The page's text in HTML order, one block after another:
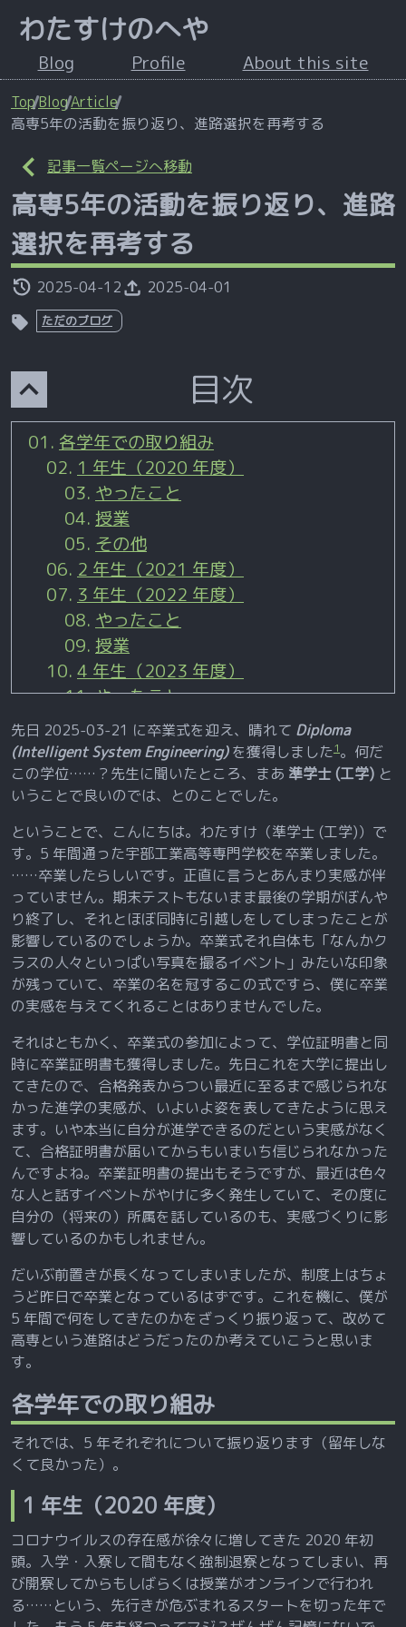
わたすけのへや
Blog Profile About this site
TopBlogArticle
高専5年の活動を振り返り、進路選択を再考する
記事一覧ページへ移動
高専5年の活動を振り返り、進路
選択を再考する
ただのブログ
2025-04-12 2025-04-01
目次
各学年での取り組み
1 年生（2020 年度）
やったこと
授業
その他
2 年生（2021 年度）
3 年生（2022 年度）
やったこと
授業
4 年生（2023 年度）
やったこと
授業
5 年生（2024 年度）
やったこと
授業
5 年間の総括
「高専」という選択肢
「宇部高専」という選択肢
「寮生」という選択肢
おわりに
先日 2025-03-21 に卒業式を迎え、晴れて Diploma
(Intelligent System Engineering)を獲得しました1。何だ
この学位……？先生に聞いたところ、まあ 準学士 (工学) と
いうことで良いのでは、とのことでした。
ということで、こんにちは。わたすけ（準学士 (工学)）で
す。5 年間通った宇部工業高等専門学校を卒業しました。
……卒業したらしいです。正直に言うとあんまり実感が伴
っていません。期末テストもないまま最後の学期がぼんや
り終了し、それとほぼ同時に引越しをしてしまったことが
影響しているのでしょうか。卒業式それ自体も「なんかク
ラスの人々といっぱい写真を撮るイベント」みたいな印象
が残っていて、卒業の名を冠するこの式ですら、僕に卒業
の実感を与えてくれることはありませんでした。
それはともかく、卒業式の参加によって、学位証明書と同
時に卒業証明書も獲得しました。先日これを大学に提出し
てきたので、合格発表からつい最近に至るまで感じられな
かった進学の実感が、いよいよ姿を表してきたように思え
ます。いや本当に自分が進学できるのだという実感がなく
て、合格証明書が届いてからもいまいち信じられなかった
んですよね。卒業証明書の提出もそうですが、最近は色々
な人と話すイベントがやけに多く発生していて、その度に
自分の（将来の）所属を話しているのも、実感づくりに影
響しているのかもしれません。
だいぶ前置きが長くなってしまいましたが、制度上はちょ
うど昨日で卒業となっているはずです。これを機に、僕が
5 年間で何をしてきたのかをざっくり振り返って、改めて
高専という進路はどうだったのか考えていこうと思いま
す。
各学年での取り組み
それでは、5 年それぞれについて振り返ります（留年しな
くて良かった）。
1 年生（2020 年度）
コロナウイルスの存在感が徐々に増してきた 2020 年初
頭。入学・入寮して間もなく強制退寮となってしまい、再
び開寮してからもしばらくは授業がオンラインで行われ
る……という、先行きが危ぶまれるスタートを切った年で